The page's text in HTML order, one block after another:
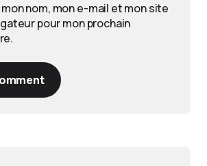
nom, mon e-mail et mon site
pour mon prochain